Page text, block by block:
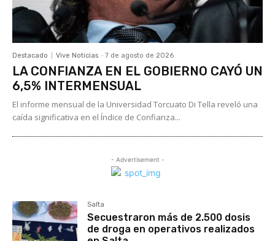
Destacado Vive Noticias - 7 de agosto de 2026
LA CONFIANZA EN EL GOBIERNO CAYÓ UN
6,5% INTERMENSUAL
El informe mensual de la Universidad Torcuato Di Tella reveló una
caída significativa en el Índice de Confianza...
- Advertisement -
Salta
Secuestraron más de 2.500 dosis
de droga en operativos realizados